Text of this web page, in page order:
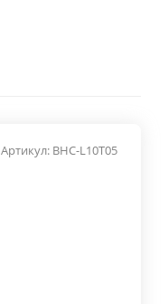
Артикул: BHC-L10T05